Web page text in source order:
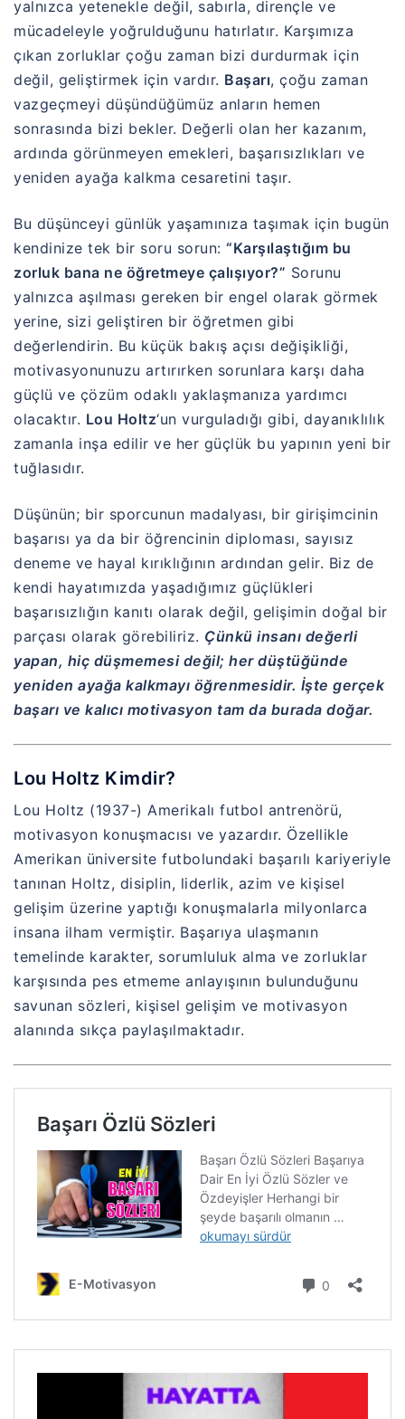
yalnızca yetenekle değil, sabırla, dirençle ve
mücadeleyle yoğrulduğunu hatırlatır. Karşımıza
çıkan zorluklar çoğu zaman bizi durdurmak için
değil, geliştirmek için vardır. Başarı, çoğu zaman
vazgeçmeyi düşündüğümüz anların hemen
sonrasında bizi bekler. Değerli olan her kazanım,
ardında görünmeyen emekleri, başarısızlıkları ve
yeniden ayağa kalkma cesaretini taşır.
Bu düşünceyi günlük yaşamınıza taşımak için bugün
kendinize tek bir soru sorun: “Karşılaştığım bu
zorluk bana ne öğretmeye çalışıyor?” Sorunu
yalnızca aşılması gereken bir engel olarak görmek
yerine, sizi geliştiren bir öğretmen gibi
değerlendirin. Bu küçük bakış açısı değişikliği,
motivasyonunuzu artırırken sorunlara karşı daha
güçlü ve çözüm odaklı yaklaşmanıza yardımcı
olacaktır. Lou Holtz‘un vurguladığı gibi, dayanıklılık
zamanla inşa edilir ve her güçlük bu yapının yeni bir
tuğlasıdır.
Düşünün; bir sporcunun madalyası, bir girişimcinin
başarısı ya da bir öğrencinin diploması, sayısız
deneme ve hayal kırıklığının ardından gelir. Biz de
kendi hayatımızda yaşadığımız güçlükleri
başarısızlığın kanıtı olarak değil, gelişimin doğal bir
parçası olarak görebiliriz. Çünkü insanı değerli
yapan, hiç düşmemesi değil; her düştüğünde
yeniden ayağa kalkmayı öğrenmesidir. İşte gerçek
başarı ve kalıcı motivasyon tam da burada doğar.
Lou Holtz Kimdir?
Lou Holtz (1937-) Amerikalı futbol antrenörü,
motivasyon konuşmacısı ve yazardır. Özellikle
Amerikan üniversite futbolundaki başarılı kariyeriyle
tanınan Holtz, disiplin, liderlik, azim ve kişisel
gelişim üzerine yaptığı konuşmalarla milyonlarca
insana ilham vermiştir. Başarıya ulaşmanın
temelinde karakter, sorumluluk alma ve zorluklar
karşısında pes etmeme anlayışının bulunduğunu
savunan sözleri, kişisel gelişim ve motivasyon
alanında sıkça paylaşılmaktadır.